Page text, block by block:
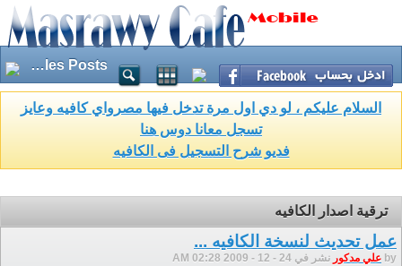
Articles Posts
السلام عليكم ، لو دي اول مرة تدخل فيها مصرواي كافيه وعايز
تسجل معانا دوس هنا
فديو شرح التسجيل فى الكافيه
ترقية اصدار الكافيه
عمل تحديث لنسخة الكافيه ...
by علي مدكور نشر في 24 - 12 - 2009 02:28 AM